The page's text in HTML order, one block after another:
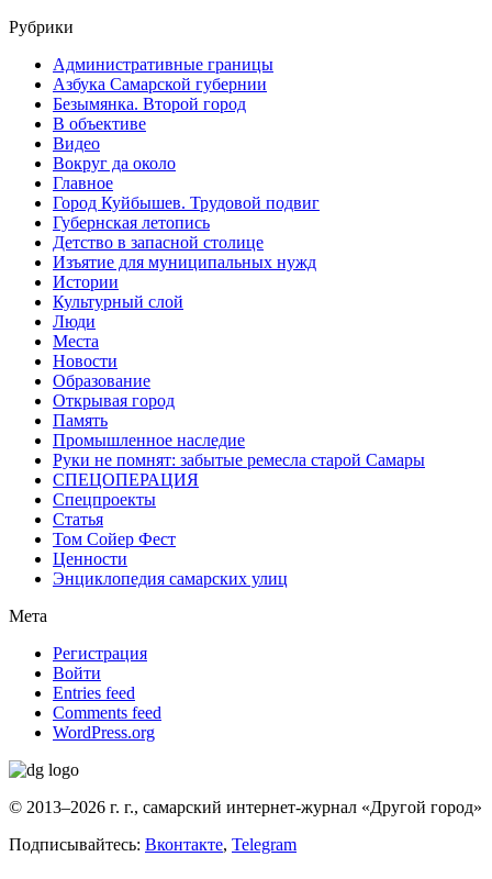
Рубрики
Административные границы
Азбука Самарской губернии
Безымянка. Второй город
В объективе
Видео
Вокруг да около
Главное
Город Куйбышев. Трудовой подвиг
Губернская летопись
Детство в запасной столице
Изъятие для муниципальных нужд
Истории
Культурный слой
Люди
Места
Новости
Образование
Открывая город
Память
Промышленное наследие
Руки не помнят: забытые ремесла старой Самары
СПЕЦОПЕРАЦИЯ
Спецпроекты
Статья
Том Сойер Фест
Ценности
Энциклопедия самарских улиц
Мета
Регистрация
Войти
Entries feed
Comments feed
WordPress.org
© 2013–2026 г. г., самарский интернет-журнал «Другой город»
Подписывайтесь: Вконтакте, Telegram